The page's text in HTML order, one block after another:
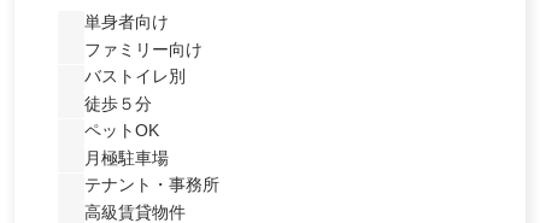
単身者向け
ファミリー向け
バストイレ別
徒歩５分
ペットOK
月極駐車場
テナント・事務所
高級賃貸物件